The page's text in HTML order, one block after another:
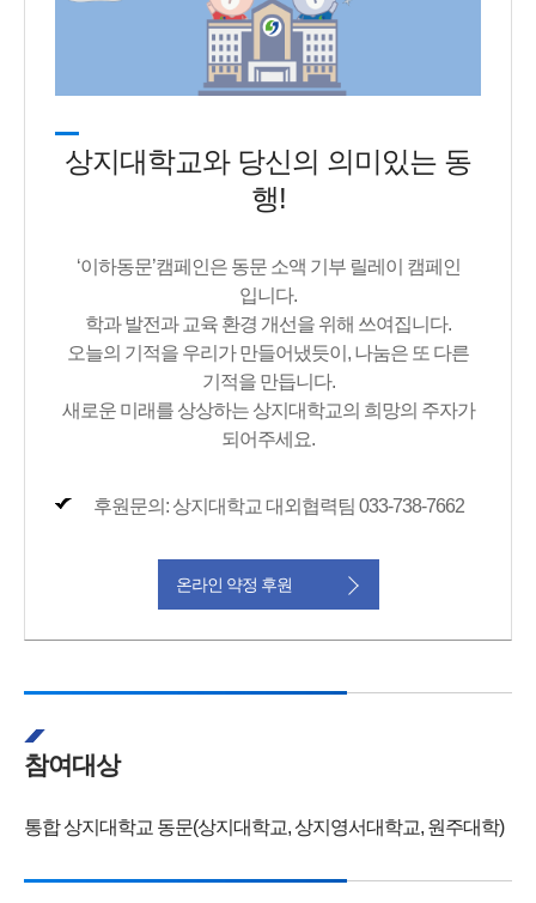
상지대학교와 당신의 의미있는 동
행!
‘이하동문’캠페인은 동문 소액 기부 릴레이 캠페인
입니다.
학과 발전과 교육 환경 개선을 위해 쓰여집니다.
오늘의 기적을 우리가 만들어냈듯이, 나눔은 또 다른
기적을 만듭니다.
새로운 미래를 상상하는 상지대학교의 희망의 주자가
되어주세요.
후원문의: 상지대학교 대외협력팀 033-738-7662
온라인 약정 후원
참여대상
통합 상지대학교 동문(상지대학교, 상지영서대학교, 원주대학)